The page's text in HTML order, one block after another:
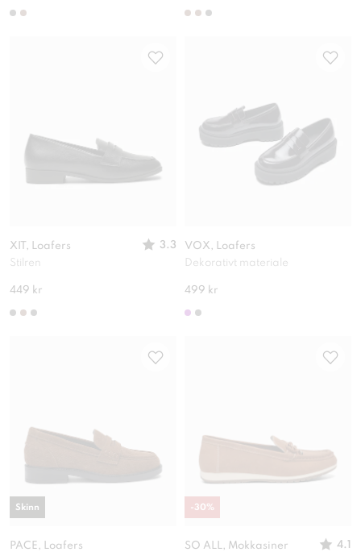
XIT, Loafers
3.3
Stilren
449 kr
VOX, Loafers
Dekorativt materiale
499 kr
PACE, Loafers
Skinn
SO ALL, Mokkasiner 4.1
-30%